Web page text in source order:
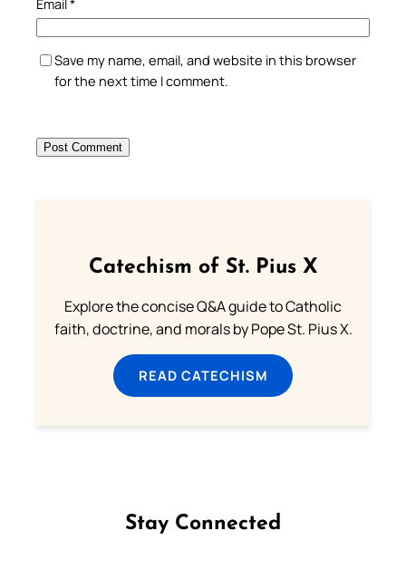
Email *
Save my name, email, and website in this browser
for the next time I comment.
Catechism of St. Pius X
Explore the concise Q&A guide to Catholic
faith, doctrine, and morals by Pope St. Pius X.
READ CATECHISM
Stay Connected